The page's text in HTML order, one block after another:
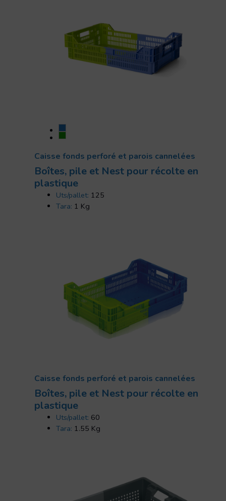
Caisse fonds perforé et parois cannelées
Boîtes, pile et Nest pour récolte en
plastique
Uts/pallet: 125
Tara: 1 Kg
Caisse fonds perforé et parois cannelées
Boîtes, pile et Nest pour récolte en
plastique
Uts/pallet: 60
Tara: 1.55 Kg